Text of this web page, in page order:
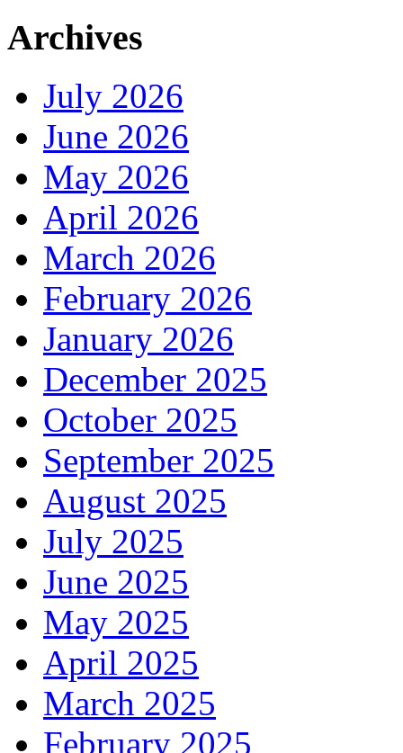
Archives
July 2026
June 2026
May 2026
April 2026
March 2026
February 2026
January 2026
December 2025
October 2025
September 2025
August 2025
July 2025
June 2025
May 2025
April 2025
March 2025
February 2025